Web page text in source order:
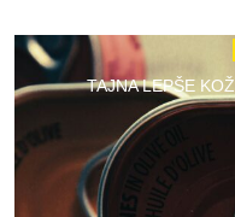
TAJNA LEPŠE